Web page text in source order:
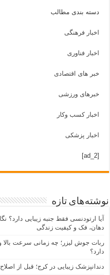
دسته بندی مطالب
اخبار فرهنگی
اخبار فناوری
خبر های اقتصادی
خبرهای ورزشی
اخبار کسب وکار
اخبار پزشکی
[ad_2]
نوشته‌های تازه
آیا ارتودنسی فقط جنبه زیبایی دارد؟
دهان، فک و کیفیت زندگی
ربات جوش لیزر؛ چه زمانی سرعت
دارد؟
دندانپزشک زیبایی در کرج؛ قبل از اصلاح